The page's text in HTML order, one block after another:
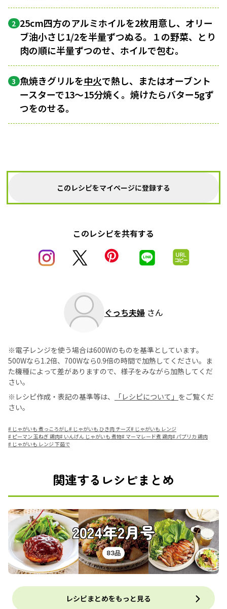
2 25cm四方のアルミホイルを2枚用意し、オリー
ブ油小さじ1/2を半量ずつぬる。１の野菜、とり
肉の順に半量ずつのせ、ホイルで包む。
3 魚焼きグリルを中火で熱し、またはオーブント
ースターで13～15分焼く。焼けたらバター5gず
つをのせる。
このレシピをマイページに登録する
このレシピを共有する
ぐっち夫婦 さん
※電子レンジを使う場合は600Wのものを基準としています。
500Wなら1.2倍、700Wなら0.9倍の時間で加熱してください。ま
た機種によって差がありますので、様子をみながら加熱してくだ
さい。
※レシピ作成・表記の基準等は、
「レシピについて」 をご覧くだ
さい。
# じゃがいも 煮っころがし# じゃがいも ひき肉 チーズ# じゃがいも レンジ
# ピーマン 玉ねぎ 鶏肉# いんげん じゃがいも 煮物# マーマレード煮 鶏肉#パプリカ 鶏肉
# じゃがいも レンジ 下茹で
関連するレシピまとめ
2024年2月号
83品
レシピまとめをもっと見る